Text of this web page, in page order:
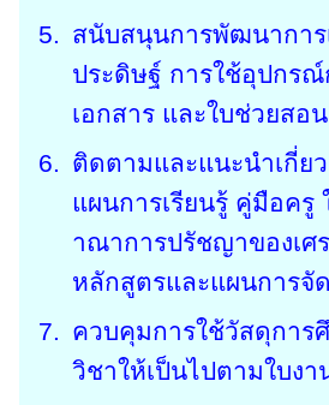
สนับสนุนการพัฒนาการ
ประดิษฐ์ การใช้อุปกรณ์
เอกสาร และใบช่วยสอ
ติดตามและแนะนำเกี่ย
แผนการเรียนรู้ คู่มือค
าณาการปรัชญาของเศ
หลักสูตรและแผนการจั
ควบคุมการใช้วัสดุการ
วิชาให้เป็นไปตามใบงา